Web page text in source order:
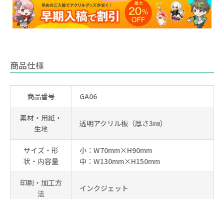
商品仕様
商品番号 GA06
素材・用紙・
生地
透明アクリル板（厚さ3㎜）
サイズ・形
状・内容量
小：W70mm×H90mm
中：W130mm×H150mm
印刷・加工方
法
インクジェット